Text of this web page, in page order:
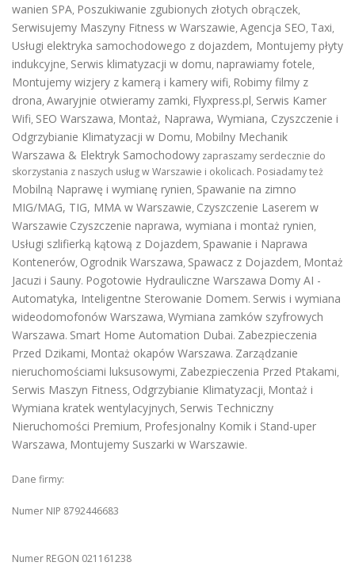
wanien SPA, Poszukiwanie zgubionych złotych obrączek,
Serwisujemy Maszyny Fitness w Warszawie, Agencja SEO, Taxi,
Usługi elektryka samochodowego z dojazdem, Montujemy płyty
indukcyjne, Serwis klimatyzacji w domu, naprawiamy fotele,
Montujemy wizjery z kamerą i kamery wifi, Robimy filmy z
drona, Awaryjnie otwieramy zamki, Flyxpress.pl, Serwis Kamer
Wifi, SEO Warszawa, Montaż, Naprawa, Wymiana, Czyszczenie i
Odgrzybianie Klimatyzacji w Domu, Mobilny Mechanik
Warszawa & Elektryk Samochodowy zapraszamy serdecznie do
skorzystania z naszych usług w Warszawie i okolicach. Posiadamy też
Mobilną Naprawę i wymianę rynien, Spawanie na zimno
MIG/MAG, TIG, MMA w Warszawie, Czyszczenie Laserem w
Warszawie Czyszczenie naprawa, wymiana i montaż rynien,
Usługi szlifierką kątową z Dojazdem, Spawanie i Naprawa
Kontenerów, Ogrodnik Warszawa, Spawacz z Dojazdem, Montaż
Jacuzi i Sauny. Pogotowie Hydrauliczne Warszawa Domy AI -
Automatyka, Inteligentne Sterowanie Domem. Serwis i wymiana
wideodomofonów Warszawa, Wymiana zamków szyfrowych
Warszawa. Smart Home Automation Dubai. Zabezpieczenia
Przed Dzikami, Montaż okapów Warszawa. Zarządzanie
nieruchomościami luksusowymi, Zabezpieczenia Przed Ptakami,
Serwis Maszyn Fitness, Odgrzybianie Klimatyzacji, Montaż i
Wymiana kratek wentylacyjnych, Serwis Techniczny
Nieruchomości Premium, Profesjonalny Komik i Stand-uper
Warszawa, Montujemy Suszarki w Warszawie.
Dane firmy:
Numer NIP 8792446683
Numer REGON 021161238